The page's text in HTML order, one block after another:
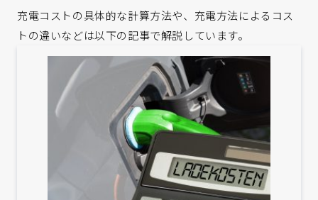
充電コストの具体的な計算方法や、充電方法によるコス
トの違いなどは以下の記事で解説しています。